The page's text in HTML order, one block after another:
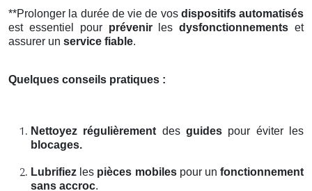
**Prolonger la durée de vie de vos dispositifs automatisés
est essentiel pour prévenirlesdysfonctionnements et
assurer un service fiable.
Quelques conseils pratiques :
Nettoyez régulièrement desguides pour éviter les
blocages.
Lubrifiez les pièces mobilespour unfonctionnement
sans accroc.